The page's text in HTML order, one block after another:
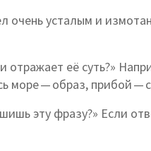
усталым и
её суть?»
море — образ, прибой —
эту фразу?» Если